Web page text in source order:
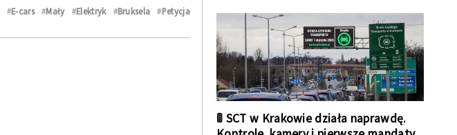
#E-cars #Mały #Elektryk #Bruksela #Petycja
🚦 SCT w Krakowie działa naprawdę.